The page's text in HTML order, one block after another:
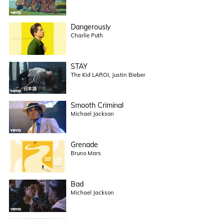
Dangerously
Charlie Puth
STAY
The Kid LAROI, Justin Bieber
Smooth Criminal
Michael Jackson
Grenade
Bruno Mars
Bad
Michael Jackson